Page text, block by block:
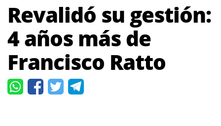
Revalidó su gestión:
4 años más de
Francisco Ratto